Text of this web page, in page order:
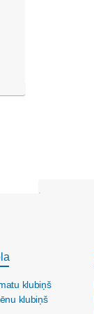
klubiņš
klubiņš